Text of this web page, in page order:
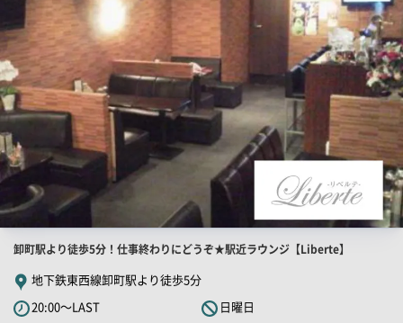
店
舗
PR
キ
卸町駅より徒歩5分！仕事終わりにどうぞ★駅近ラウンジ【Liberte】
地下鉄東西線卸町駅より徒歩5分
20:00～LAST
日曜日